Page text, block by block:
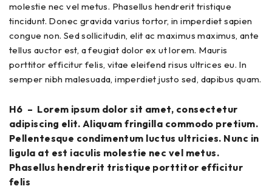
molestie nec vel metus. Phasellus hendrerit tristique
tincidunt. Donec gravida varius tortor, in imperdiet sapien
congue non. Sed sollicitudin, elit ac maximus maximus, ante
tellus auctor est, a feugiat dolor ex ut lorem. Mauris
porttitor efficitur felis, vitae eleifend risus ultrices eu. In
semper nibh malesuada, imperdiet justo sed, dapibus quam.
H6 – Lorem ipsum dolor sit amet, consectetur
adipiscing elit. Aliquam fringilla commodo pretium.
Pellentesque condimentum luctus ultricies. Nunc in
ligula at est iaculis molestie nec vel metus.
Phasellus hendrerit tristique porttitor efficitur
felis